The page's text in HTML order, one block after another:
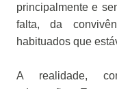
principalmente e
falta, da
habituados que
A realidade,